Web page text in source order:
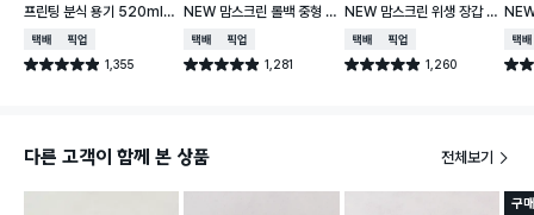
프린팅 분식 용기 520ml 1
8개입
택배배송매장픽업
별점 4.9점 1,355
건 작성
NEW 맘스크린 롤백 중형 2
60매입
택배배송매장픽업
별점 4.9점 1,281
건 작성
NEW 맘스크린 위생 장갑 3
00매입
택배배송매장픽업
별점 4.9점 1,260
건 작성
택배
별점
다른 고객이 함께 본 상품 전체보기
구